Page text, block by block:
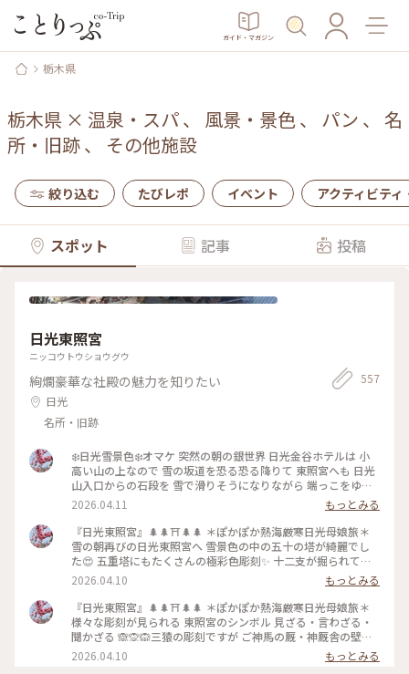
ガイド・マガジン
栃木県
栃木県 × 温泉・スパ、 風景・景色、 パン 、 名
所・旧跡、 その他施設
絞り込む たびレポ イベント アクティビティ
スポット 記事 投稿
日光東照宮
ニッコウトウショウグウ
絢爛豪華な社殿の魅力を知りたい
日光
名所・旧跡
557
❄️日光雪景色❄️オマケ 突然の朝の銀世界 日光金谷ホテルは 小
高い山の上なので 雪の坂道を恐る恐る降りて 東照宮へも 日光
山入口からの石段を 雪で滑りそうになりながら 端っこをゆっ
くりゆっくり登り😂 輪王寺を抜けて行きます。 銅像には雪の
ショールとお帽子✨ 輪王寺の広い境内では ブルドーザーが朝
から 豪快に除雪していて🚜 神社や境内は綺麗にされていまし
た😆 ・ ・ #ちいさな列車旅 #ぽかぽか熱海厳寒日光母娘旅 #母
娘旅 #美しい町 #クラシカルな街 #レトロな街 #ことりっぷ日
光 #ことりっぷ栃木 #ドライブ #日光ドライブ #日光東照宮 #日
光金谷ホテル #冬の日光 #雪景色 #雪 #日光 #日光市 #栃木 #栃
木県
2026.04.11
もっとみる
『日光東照宮』🌲🌲⛩🌲🌲 ＊ぽかぽか熱海厳寒日光母娘旅＊
雪の朝再びの日光東照宮へ 雪景色の中の五十の塔が綺麗でし
た😍 五重塔にもたくさんの極彩色彫刻✨ 十二支が掘られてい
て 正面に虎がくるのは 家康が寅年であったためとされていま
す。 廻廊にも美しい花鳥の彫刻が 一枚板に透かし彫りで施さ
れています。 御本社前の唐門は夕刻には閉められ 白塗りの扉
上には儀式の様子が 細かい彫刻で掘られています。 唐門や廻
廊は国宝です✨ 東廻廊をくぐって奥の院へと 続く石段は雪が
積もって つるりん滑りそうだったので 私は遠慮しました🤣 娘
は奥の院でしかもらえない 「眠り猫」のお守りが欲しいと 登
2026.04.10
もっとみる
『日光東照宮』🌲🌲⛩🌲🌲 ＊ぽかぽか熱海厳寒日光母娘旅＊
様々な彫刻が見られる 東照宮のシンボル 見ざる・言わざる・
聞かざる 🙈🙊🙉三猿の彫刻ですが ご神馬の厩・神厩舎の壁に
ぐるり 三猿以外に 猿の一生が彫られていて 人間の一生を風刺
しています。 三猿は幼少期の猿で 悪いことを見ず 良いことの
2026.04.10 もっとみる